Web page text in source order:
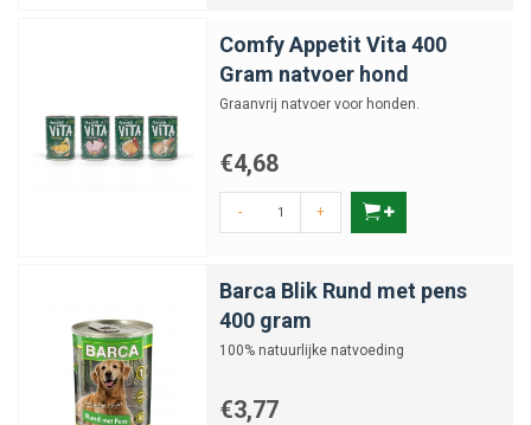
Comfy Appetit Vita 400
Gram natvoer hond
Graanvrij natvoer voor honden.
€4,68
- +
Barca Blik Rund met pens
400 gram
100% natuurlijke natvoeding
€3,77